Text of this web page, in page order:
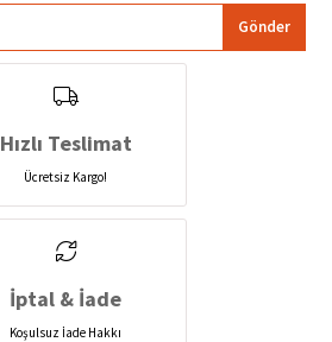
Gönder
Hızlı Teslimat
Ücretsiz Kargo!
İptal & İade
Koşulsuz İade Hakkı